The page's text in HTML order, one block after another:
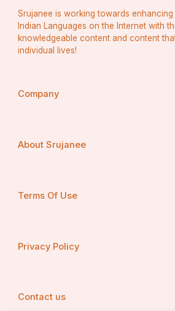
Srujanee is working towards
Indian Languages on the Internet with
knowledgeable content and content
individual lives!
Company
About Srujanee
Terms Of Use
Privacy Policy
Contact us